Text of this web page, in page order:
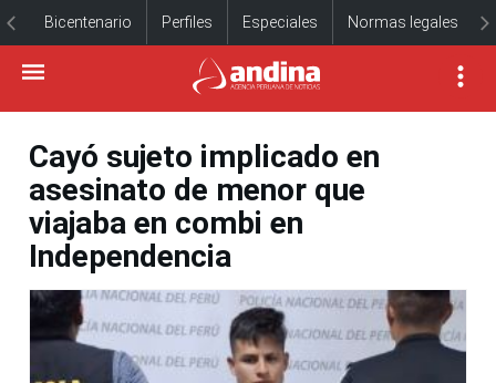
Bicentenario Perfiles Especiales Normas legales
Cayó sujeto implicado en
asesinato de menor que
viajaba en combi en
Independencia